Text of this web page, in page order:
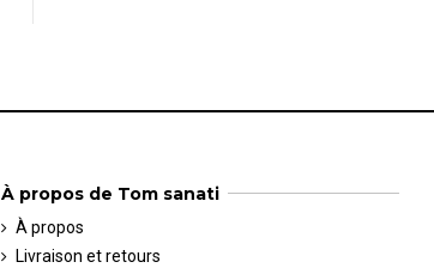
À propos de Tom sanati
À propos
Livraison et retours